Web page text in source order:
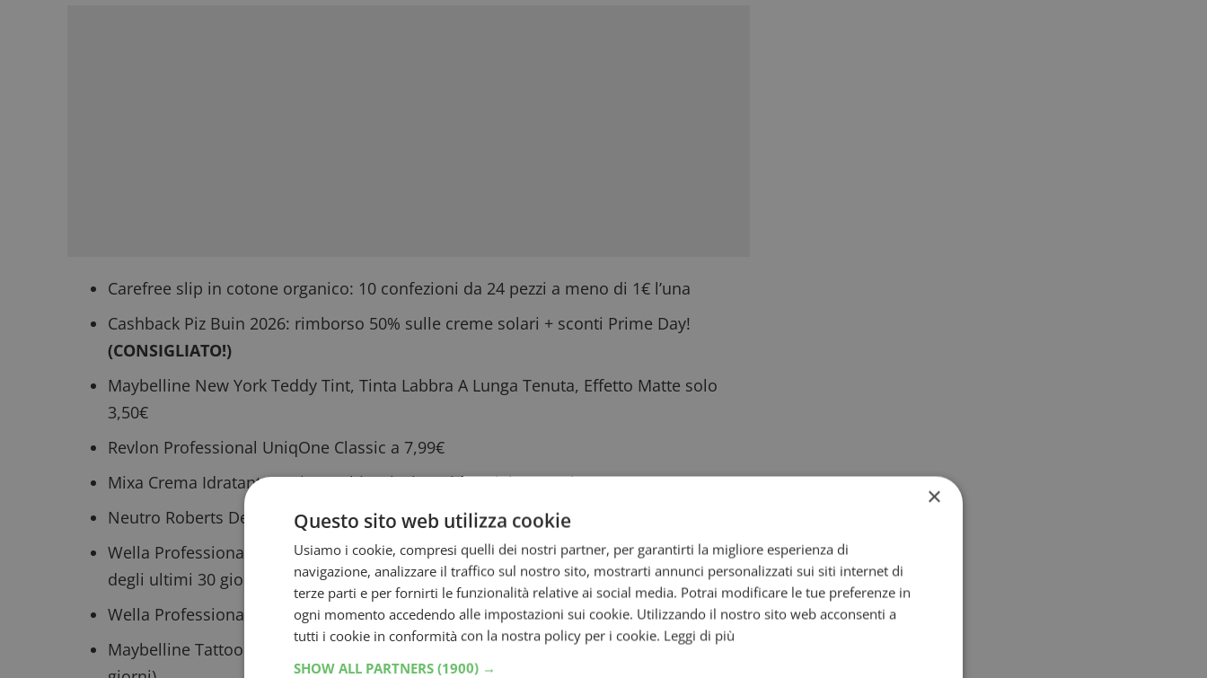
Carefree slip in cotone organico: 10 confezioni da 24 pezzi a meno di 1€ l’una
Cashback Piz Buin 2026: rimborso 50% sulle creme solari + sconti Prime Day!
(CONSIGLIATO!)
Maybelline New York Teddy Tint, Tinta Labbra A Lunga Tenuta, Effetto Matte solo
3,50€
Revlon Professional UniqOne Classic a 7,99€
Mixa Crema Idratante Anti-Macchie Niacinamide Bright 400mla 5,32€
Neutro Roberts Detergente Intimo, 4 flaconi da 200mla 5,49€
Wella Professionals Siero Notturno Ultimate Repair a 10,78€ (-28%, prezzo più basso
degli ultimi 30 giorni: 15€)
Wella Professionals Invigo Nutri Enrich Balsamo 1La 20,70€
Maybelline Tattoo Liner Gel Pencil
a 4,89€ (-39%, prezzo più basso degli ultimi 30
×
Questo sito web utilizza cookie
Usiamo i cookie, compresi quelli dei nostri partner, per garantirti la migliore esperienza di
navigazione, analizzare il traffico sul nostro sito, mostrarti annunci personalizzati sui siti internet di
terze parti e per fornirti le funzionalità relative ai social media. Potrai modificare le tue preferenze in
ogni momento accedendo alle impostazioni sui cookie. Utilizzando il nostro sito web acconsenti a
tutti i cookie in conformità con la nostra policy per i cookie. Leggi di più
SHOW ALL PARTNERS (1900) →